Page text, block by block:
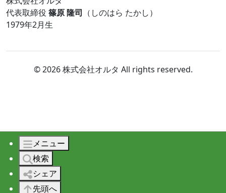
代表取締役 篠原 隆司 （しのはら たかし）
1979年2月生
© 2026 株式会社オルタ All rights reserved.
メニュー
検索
シェア
先頭へ